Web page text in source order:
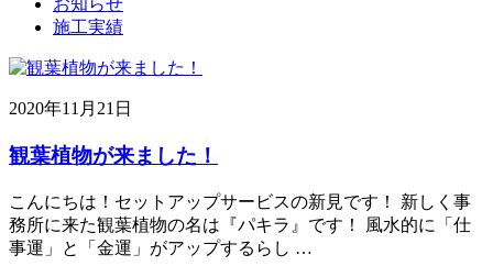
お知らせ
施工実績
2020年11月21日
観葉植物が来ました！
こんにちは！セットアップサービスの新見です！ 新しく事
務所に来た観葉植物の名は『パキラ』です！ 風水的に「仕
事運」と「金運」がアップするらし …